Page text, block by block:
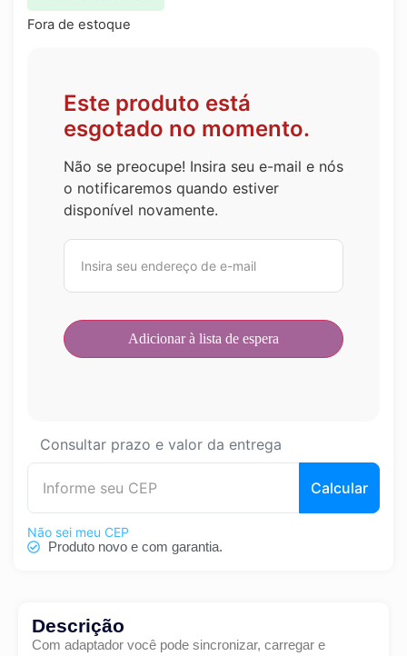
Fora de estoque
Este produto está
esgotado no momento.
Não se preocupe! Insira seu e-mail e nós
o notificaremos quando estiver
disponível novamente.
Consultar prazo e valor da entrega
Calcular
Não sei meu CEP
Produto novo e com garantia.
Descrição
Com adaptador você pode sincronizar, carregar e